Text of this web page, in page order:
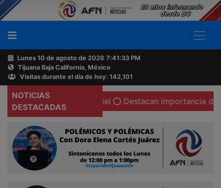
Lunes 10 de agosto de 2026 7:41:34 PM
Tijuana Baja California, México
Visitas durante el día de hoy: 142,101
NOTICIAS
DESTACADAS
y Juan Luis Curiel Destacan importancia de la
Buscador
Acerca
de
AFN
Ventas
Contacto